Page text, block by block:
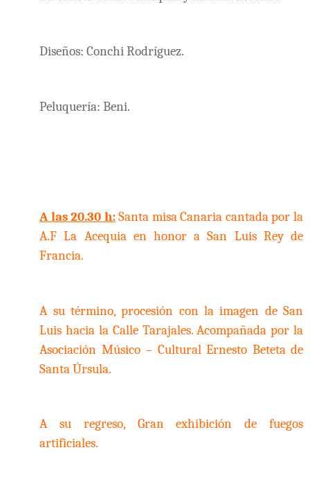
Diseños: Conchi Rodríguez.
Peluquería: Beni.
A las 20.30 h:Santa misa Canaria cantada por la
A.F La Acequia en honor a San Luis Rey de
Francia.
A su término, procesión con la imagen de San
Luis hacia la Calle Tarajales. Acompañada por la
Asociación Músico – Cultural Ernesto Beteta de
Santa Úrsula.
A su regreso, Gran exhibición de fuegos
artificiales.